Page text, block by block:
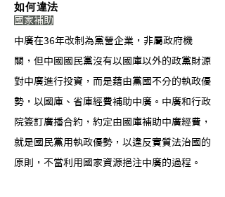
​國家補助
中廣在36年改制為黨營企業，非屬政府機
關，但中國國民黨沒有以國庫以外的政黨財源
對中廣進行投資，而是藉由黨國不分的執政優
勢，以國庫、省庫經費補助中廣。中廣和行政
院簽訂廣播合約，約定由國庫補助中廣經費，
就是國民黨用執政優勢，以違反實質法治國的
原則，不當利用國家資源挹注中廣的過程。
如何違法